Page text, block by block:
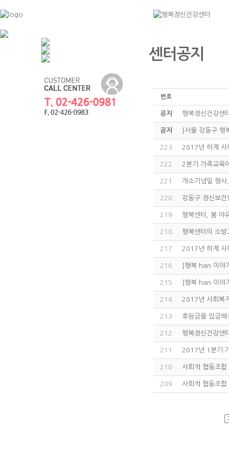
센터공지
번호
공지 행복정신건강센
공지 [서울 강동구 행
223 2017년 하계 사
222 2분기 가족교육
221 개소기념일 행
220 강동구 정신보
219 행복센터, 봄 야
218 행복센터의 소
217 2017년 하계 사
216 [행복 han 이야
215 [행복 han 이야
214 2017년 사회복
213 후원금을 입금
212 행복정신건강센
211 2017년 1분기
210 사회적 협동조
209 사회적 협동조